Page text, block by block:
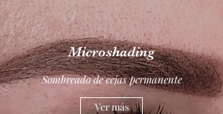
Microshading
Sombreado de cejas permanente
Ver más